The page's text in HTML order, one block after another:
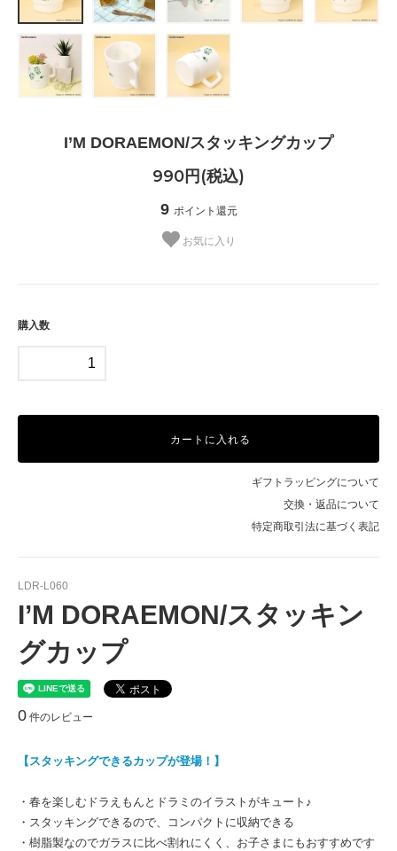
I’M DORAEMON/スタッキングカップ
990円(税込)
9 ポイント還元
お気に入り
購入数
カートに入れる
ギフトラッピングについて
交換・返品について
特定商取引法に基づく表記
LDR-L060
I’M DORAEMON/スタッキン
グカップ
0 件のレビュー
【スタッキングできるカップが登場！】
・春を楽しむドラえもんとドラミのイラストがキュート♪
・スタッキングできるので、コンパクトに収納できる
・樹脂製なのでガラスに比べ割れにくく、お子さまにもおすすめです